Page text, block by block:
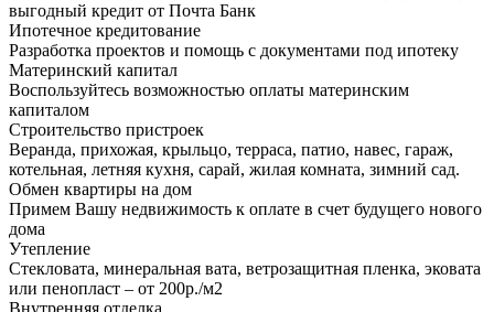
выгодный кредит от Почта Банк
Ипотечное кредитование
Разработка проектов и помощь с документами под ипотеку
Материнский капитал
Воспользуйтесь возможностью оплаты материнским
капиталом
Строительство пристроек
Веранда, прихожая, крыльцо, терраса, патио, навес, гараж,
котельная, летняя кухня, сарай, жилая комната, зимний сад.
Обмен квартиры на дом
Примем Вашу недвижимость к оплате в счет будущего нового
дома
Утепление
Стекловата, минеральная вата, ветрозащитная пленка, эковата
или пенопласт – от 200р./м2